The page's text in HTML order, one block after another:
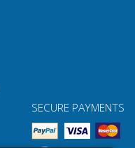
SECURE PAYMENTS